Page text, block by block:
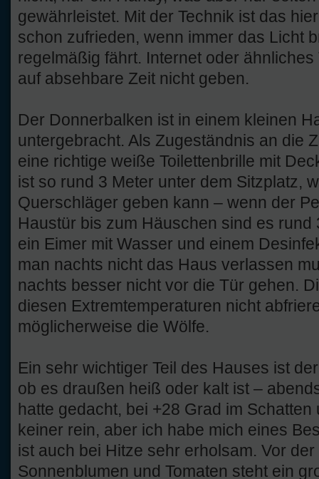
gewährleistet. Mit der Technik ist das
schon zufrieden, wenn immer das Licht
regelmäßig fährt. Internet oder
auf absehbare Zeit nicht geben.
Der Donnerbalken ist in einem kleinen
untergebracht. Als Zugeständnis an die
eine richtige weiße Toilettenbrille mit
ist so rund 3 Meter unter dem Sitzplatz,
Querschläger geben kann – wenn der
Haustür bis zum Häuschen sind es rund
ein Eimer mit Wasser und einem
man nachts nicht das Haus verlassen
nachts besser nicht vor die Tür gehen.
diesen Extremtemperaturen nicht
möglicherweise die Wölfe.
Ein sehr wichtiger Teil des Hauses ist
ob es draußen heiß oder kalt ist –
hatte gedacht, bei +28 Grad im
keiner rein, aber ich habe mich eines
ist auch bei Hitze sehr erholsam. Vor
Sonnenblumen und Tomaten steht ein